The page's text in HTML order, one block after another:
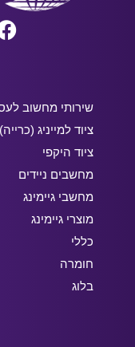
שירותי מחשוב
ציוד למייניג (כרייה)
ציוד היקפי
מחשבים ניידים
מחשבי גיימינג
מוצרי גיימינג
כללי
חומרה
בלוג